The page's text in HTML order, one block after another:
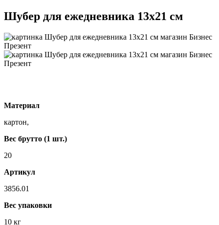
Шубер для ежедневника 13х21 см
Материал
картон,
Вес брутто (1 шт.)
20
Артикул
3856.01
Вес упаковки
10 кг